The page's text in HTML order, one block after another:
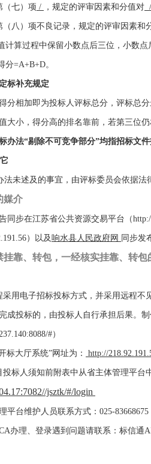
（七）项 / ，规定的评审因素和分值对
（ 八 ）项不良记录，规定的评审因素和
计算过程中保留小数点后三位，小数
分=A+B+D。
标补充规定
分相加即为投标人评标总分，评标总
大小，得分高的排名靠前，若第三位
办法“剔除不可竞争部分”均指招标文
法未述及的事宜，由评标委员会依据法
媒介
同步在江苏省公共资源交易平台（
）以及响水县人民政府网 同步发
挂靠、转包，一经核实挂靠、转
采用电子招标投标方式，并采用远程不
成投标的，由投标人自行承担后果。
#）
标大厅系统”网址为： http://
投标人须知前附表中 从省主体管理平台
jsztk/#/login
平台维护人员联系方式： 025-83668675
办理、登录遇到问题请联系：标信通